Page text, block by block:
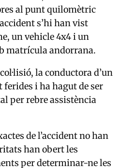
al punt quilomètric
s’hi han vist
un vehicle 4x4 i un
matrícula andorrana.
la conductora d’un
i ha hagut de ser
per rebre assistència
de l’accident no han
han obert les
per determinar-ne les